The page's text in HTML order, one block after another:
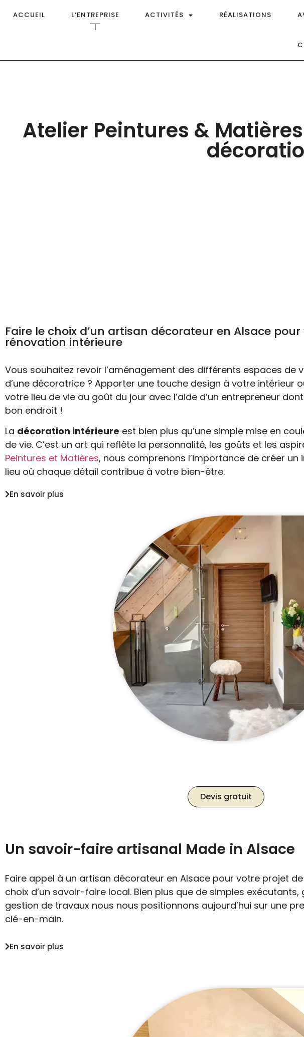
ACCUEIL L’ENTREPRISE ACTIVITÉS RÉALISATIONS
Atelier Peintures &
Faire le choix d’un artisan décorateur en Alsace
rénovation intérieure
Vous souhaitez revoir l’aménagement des différents espaces de
d’une décoratrice ? Apporter une touche design à votre intérieur
votre lieu de vie au goût du jour avec l’aide d’un entrepreneur
bon endroit !
La décoration intérieure est bien plus qu’une simple mise en
de vie. C’est un art qui reflète la personnalité, les goûts et les
Peintures et Matières, nous comprenons l’importance de créer un
lieu où chaque détail contribue à votre bien-être.
En savoir plus
Devis gratuit
Un savoir-faire artisanal Made in Alsace
Faire appel à un artisan décorateur en Alsace pour votre projet
choix d’un savoir-faire local. Bien plus que de simples
gestion de travaux nous nous positionnons aujourd’hui sur une
clé-en-main.
En savoir plus